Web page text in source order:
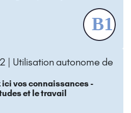
| Utilisation autonome de
vos connaissances -
et le travail